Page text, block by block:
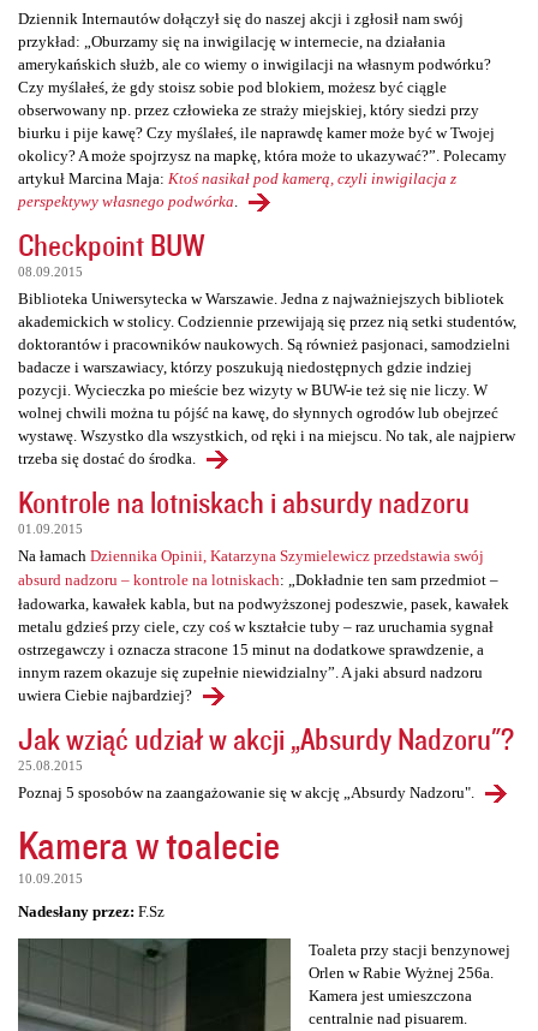
Dziennik Internautów dołączył się do naszej akcji i zgłosił nam swój
przykład: „Oburzamy się na inwigilację w internecie, na działania
amerykańskich służb, ale co wiemy o inwigilacji na własnym podwórku?
Czy myślałeś, że gdy stoisz sobie pod blokiem, możesz być ciągle
obserwowany np. przez człowieka ze straży miejskiej, który siedzi przy
biurku i pije kawę? Czy myślałeś, ile naprawdę kamer może być w Twojej
okolicy? A może spojrzysz na mapkę, która może to ukazywać?”. Polecamy
artykuł Marcina Maja: Ktoś nasikał pod kamerą, czyli inwigilacja z
perspektywy własnego podwórka
Checkpoint BUW
08.09.2015
Biblioteka Uniwersytecka w Warszawie. Jedna z najważniejszych bibliotek
akademickich w stolicy. Codziennie przewijają się przez nią setki studentów,
doktorantów i pracowników naukowych. Są również pasjonaci, samodzielni
badacze i warszawiacy, którzy poszukują niedostępnych gdzie indziej
pozycji. Wycieczka po mieście bez wizyty w BUW-ie też się nie liczy. W
wolnej chwili można tu pójść na kawę, do słynnych ogrodów lub obejrzeć
wystawę. Wszystko dla wszystkich, od ręki i na miejscu. No tak, ale najpierw
trzeba się dostać do środka.
Kontrole na lotniskach i absurdy nadzoru
01.09.2015
Na łamach Dziennika Opinii, Katarzyna Szymielewicz przedstawia swój
absurd nadzoru – kontrole na lotniskach: „Dokładnie ten sam przedmiot –
ładowarka, kawałek kabla, but na podwyższonej podeszwie, pasek, kawałek
metalu gdzieś przy ciele, czy coś w kształcie tuby – raz uruchamia sygnał
ostrzegawczy i oznacza stracone 15 minut na dodatkowe sprawdzenie, a
innym razem okazuje się zupełnie niewidzialny”. A jaki absurd nadzoru
uwiera Ciebie najbardziej?
Jak wziąć udział w akcji „Absurdy Nadzoru"?
25.08.2015
Poznaj 5 sposobów na zaangażowanie się w akcję „Absurdy Nadzoru".
Kamera w toalecie
10.09.2015
Nadesłany przez: F.Sz
Toaleta przy stacji benzynowej
Orlen w Rabie Wyżnej 256a.
Kamera jest umieszczona
centralnie nad pisuarem.